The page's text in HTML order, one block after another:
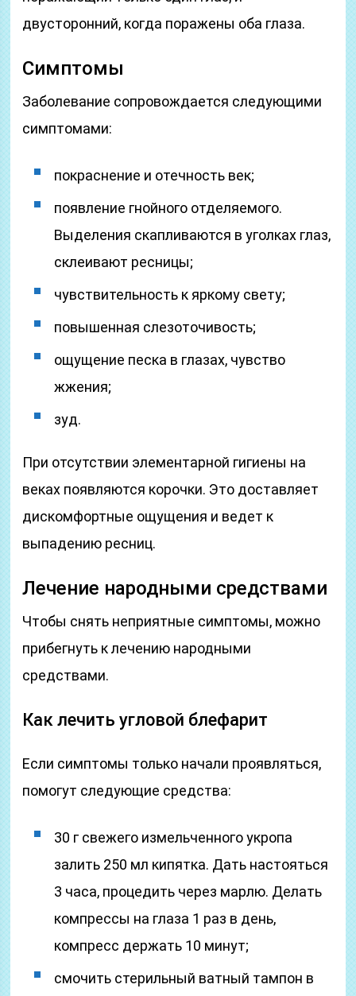
двусторонний, когда поражены оба глаза.
Симптомы
Заболевание сопровождается следующими
симптомами:
покраснение и отечность век;
появление гнойного отделяемого.
Выделения скапливаются в уголках глаз,
склеивают ресницы;
чувствительность к яркому свету;
повышенная слезоточивость;
ощущение песка в глазах, чувство
жжения;
зуд.
При отсутствии элементарной гигиены на
веках появляются корочки. Это доставляет
дискомфортные ощущения и ведет к
выпадению ресниц.
Лечение народными средствами
Чтобы снять неприятные симптомы, можно
прибегнуть к лечению народными
средствами.
Как лечить угловой блефарит
Если симптомы только начали проявляться,
помогут следующие средства:
30 г свежего измельченного укропа
залить 250 мл кипятка. Дать настояться
3 часа, процедить через марлю. Делать
компрессы на глаза 1 раз в день,
компресс держать 10 минут;
смочить стерильный ватный тампон в